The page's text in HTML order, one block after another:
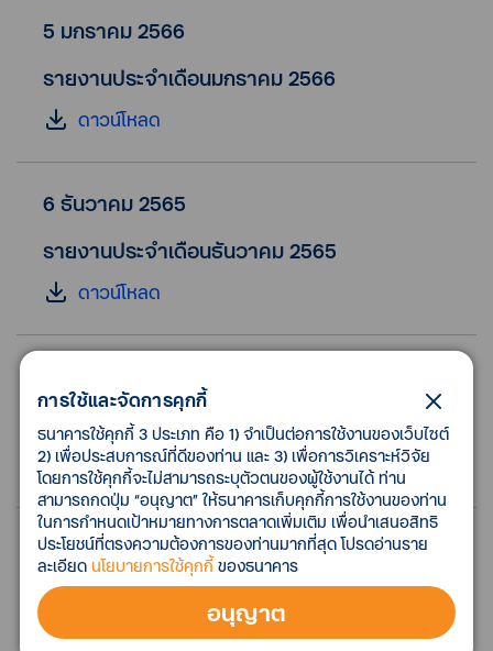
5 มกราคม 2566
รายงานประจำเดือนมกราคม 2566
ดาวน์โหลด
6 ธันวาคม 2565
รายงานประจำเดือนธันวาคม 2565
ดาวน์โหลด
รายงานประจำเดือนพฤศจิกายน 2565
ดาวน์โหลด
5 ตุลาคม 2565
รายงานประจำเดือนตุลาคม 2565
ดาวน์โหลด
การใช้และจัดการคุกกี้
ธนาคารใช้คุกกี้ 3 ประเภท คือ 1) จำเป็นต่อการใช้งานของเว็บไซต์
2) เพื่อประสบการณ์ที่ดีของท่าน และ 3) เพื่อการวิเคราะห์วิจัย
โดยการใช้คุกกี้จะไม่สามารถระบุตัวตนของผู้ใช้งานได้ ท่าน
สามารถกดปุ่ม “อนุญาต” ให้ธนาคารเก็บคุกกี้การใช้งานของท่าน
ในการกำหนดเป้าหมายทางการตลาดเพิ่มเติม เพื่อนำเสนอสิทธิ
ประโยชน์ที่ตรงความต้องการของท่านมากที่สุด โปรดอ่านราย
ละเอียด นโยบายการใช้คุกกี้ของธนาคาร
อนุญาต